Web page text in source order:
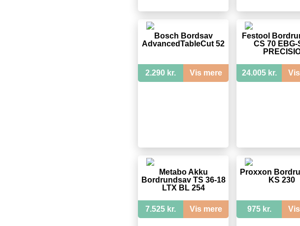
Bosch Bordsav
AdvancedTableCut 52
2.290 kr. Vis mere
Festool
CS 70 EBG-
24.005 kr.
Metabo Akku
Bordrundsav TS 36-18
LTX BL 254
7.525 kr. Vis mere
Proxxon
KS 230
975 kr.